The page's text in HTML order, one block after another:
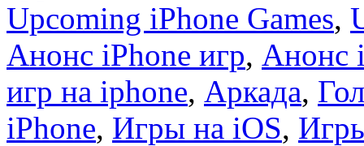
Upcoming iPhone Games,
Анонс iPhone игр, Анонс
игр на iphone, Аркада,
iPhone, Игры на iOS,